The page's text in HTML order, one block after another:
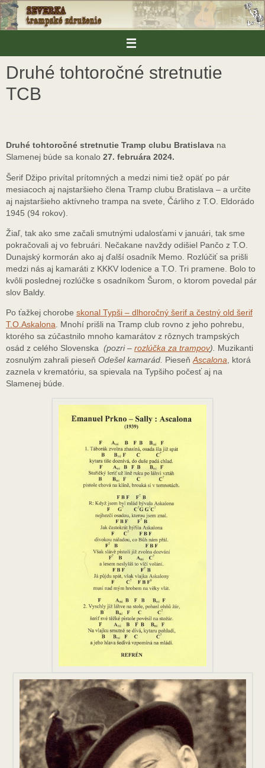
Skip
to
content
Druhé tohtoročné stretnutie
TCB
Druhé tohtoročné stretnutie Tramp clubu Bratislava na
Slamenej búde sa konalo 27. februára 2024.
Šerif Džipo privítal prítomných a medzi nimi tiež opäť po pár
mesiacoch aj najstaršieho člena Tramp clubu Bratislava – a určite
aj najstaršieho aktívneho trampa na svete, Čárliho z T.O. Eldorádo
1945 (94 rokov).
Žiaľ, tak ako sme začali smutnými udalosťami v januári, tak sme
pokračovali aj vo februári. Nečakane navždy odišiel Pančo z T.O.
Dunajský kormorán ako aj ďalší osadník Memo. Rozlúčiť sa prišli
medzi nás aj kamaráti z KKKV lodenice a T.O. Tri pramene. Bolo to
kvôli poslednej rozlúčke s osadníkom Šurom, o ktorom povedal pár
slov Baldy.
Po ťažkej chorobe skonal Typši – dlhoročný šerif a čestný old šerif
T.O.Askalona. Mnohí prišli na Tramp club rovno z jeho pohrebu,
ktorého sa zúčastnilo mnoho kamarátov z rôznych trampských
osád z celého Slovenska (pozri – rozlúčka za trampov). Muzikanti
zosnulým zahrali pieseň Odešel kamarád. PieseňAscalona, ktorá
zaznela v krematóriu, sa spievala na Typšiho počesť aj na
Slamenej búde.